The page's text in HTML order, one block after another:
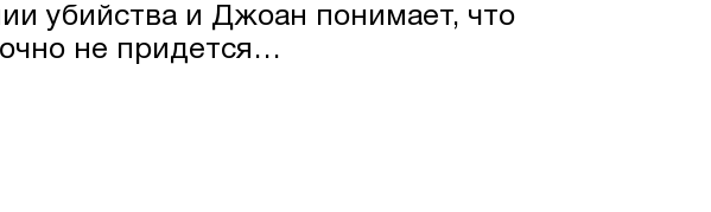
убийства и Джоан понимает, что
не придется…